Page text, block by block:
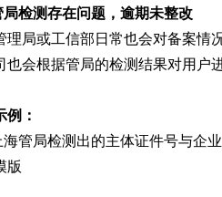
检测存在问题，逾期未整改
理局或工信部日常也会对备案情
也会根据管局的检测结果对用户
例：
管局检测出的主体证件号与企
版